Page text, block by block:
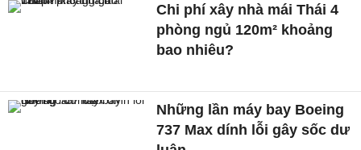
Chi phí xây nhà mái Thái 4
phòng ngủ 120m² khoảng
bao nhiêu?
Những lần máy bay Boeing
737 Max dính lỗi gây sốc dư